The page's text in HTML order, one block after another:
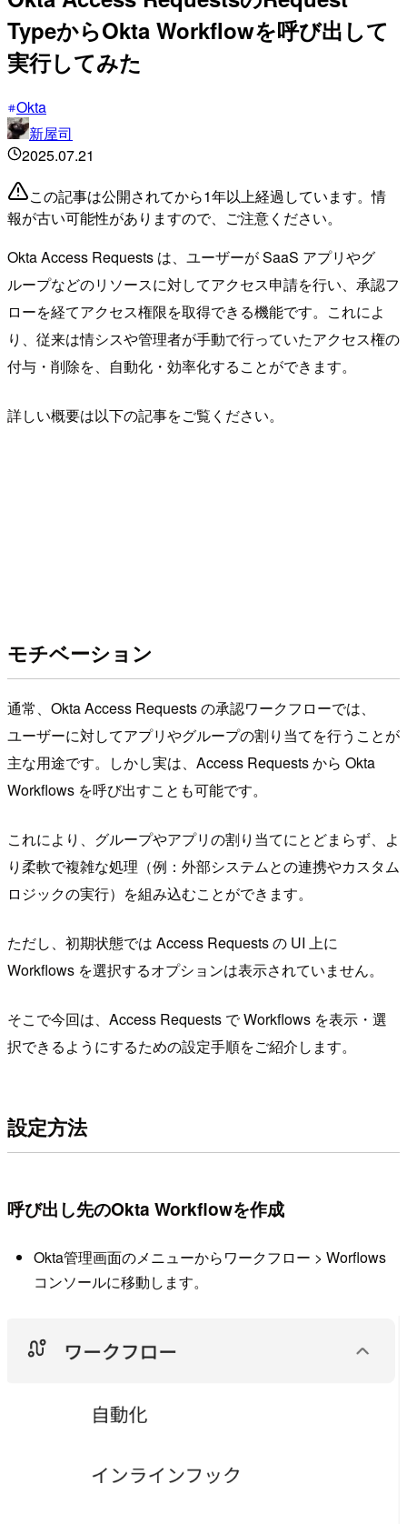
TypeからOkta Workflowを呼び出して
実行してみた
Okta
新屋司
2025.07.21
この記事は公開されてから1年以上経過しています。情
報が古い可能性がありますので、ご注意ください。
Okta Access Requests は、ユーザーが SaaS アプリやグ
ループなどのリソースに対してアクセス申請を行い、承認フ
ローを経てアクセス権限を取得できる機能です。これによ
り、従来は情シスや管理者が手動で行っていたアクセス権の
付与・削除を、自動化・効率化することができます。
詳しい概要は以下の記事をご覧ください。
モチベーション
通常、Okta Access Requests の承認ワークフローでは、
ユーザーに対してアプリやグループの割り当てを行うことが
主な用途です。しかし実は、Access Requests から Okta
Workflows を呼び出すことも可能です。
これにより、グループやアプリの割り当てにとどまらず、よ
り柔軟で複雑な処理（例：外部システムとの連携やカスタム
ロジックの実行）を組み込むことができます。
ただし、初期状態では Access Requests の UI 上に
Workflows を選択するオプションは表示されていません。
そこで今回は、Access Requests で Workflows を表示・選
択できるようにするための設定手順をご紹介します。
設定方法
呼び出し先のOkta Workflowを作成
Okta管理画面のメニューからワークフロー > Worflows
コンソールに移動します。